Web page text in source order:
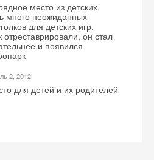
место из детских
много неожиданных
для детских игр.
он стал
и появился
2, 2012
для детей и их родителей